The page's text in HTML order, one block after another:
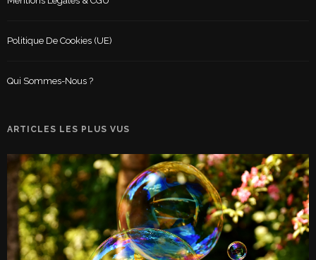
Politique De Cookies (UE)
Qui Sommes-Nous ?
ARTICLES LES PLUS VUS